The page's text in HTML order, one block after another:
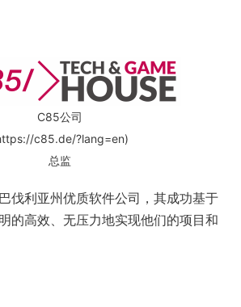
C85公司
c85.de/?lang=en)
总监
伐利亚州优质软件公司，其成功基于
的高效、无压力地实现他们的项目和